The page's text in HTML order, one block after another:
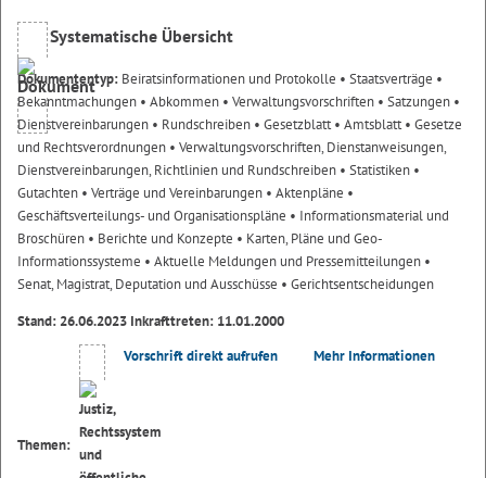
Systematische Übersicht
Dokumententyp: Beiratsinformationen und Protokolle • Staatsverträge •
Bekanntmachungen • Abkommen • Verwaltungsvorschriften • Satzungen •
Dienstvereinbarungen • Rundschreiben • Gesetzblatt• Amtsblatt• Gesetze
und Rechtsverordnungen • Verwaltungsvorschriften, Dienstanweisungen,
Dienstvereinbarungen, Richtlinien und Rundschreiben • Statistiken •
Gutachten • Verträge und Vereinbarungen • Aktenpläne •
Geschäftsverteilungs- und Organisationspläne • Informationsmaterial und
Broschüren • Berichte und Konzepte • Karten, Pläne und Geo-
Informationssysteme • Aktuelle Meldungen und Pressemitteilungen •
Senat, Magistrat, Deputation und Ausschüsse • Gerichtsentscheidungen
Stand: 26.06.2023 Inkrafttreten: 11.01.2000
Themen:
Vorschrift direkt aufrufen Mehr Informationen